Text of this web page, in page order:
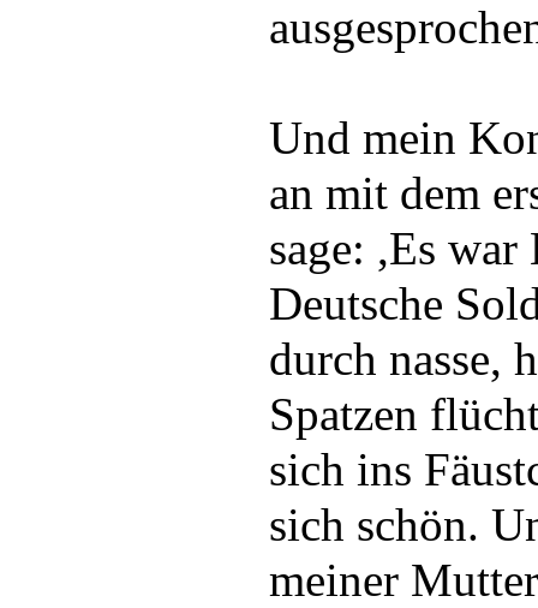
Und mein
an mit dem
sage: ,Es
Deutsche
durch nasse,
Spatzen
sich ins
sich schön.
meiner